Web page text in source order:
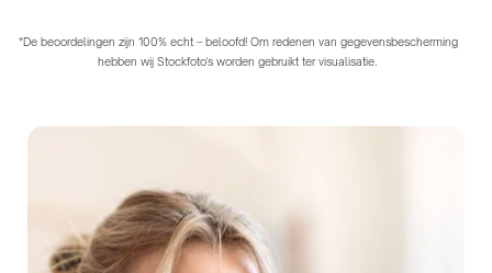
*De beoordelingen zijn 100% echt – beloofd! Om redenen van gegevensbescherming
hebben wij Stockfoto's worden gebruikt ter visualisatie.